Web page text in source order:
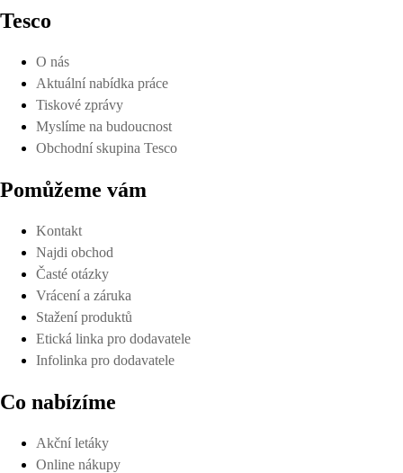
Tesco
O nás
Aktuální nabídka práce
Tiskové zprávy
Myslíme na budoucnost
Obchodní skupina Tesco
Pomůžeme vám
Kontakt
Najdi obchod
Časté otázky
Vrácení a záruka
Stažení produktů
Etická linka pro dodavatele
Infolinka pro dodavatele
Co nabízíme
Akční letáky
Online nákupy